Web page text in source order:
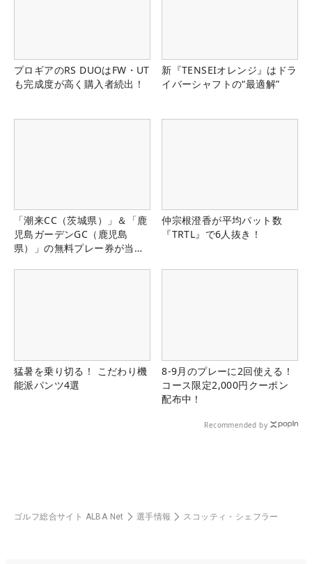
プロギアのRS DUOはFW・UT
も完成度が高く購入者続出！
新『TENSEIオレンジ』はドラ
イバーシャフトの“最適解”
「潮来CC（茨城県）」＆「鹿
児島ガーデンGC（鹿児島
県）」の無料プレー券が当た
仲宗根澄香が平均パット数
『TRTL』で6人抜き！
猛暑を乗り切る！ こだわり機
能派パンツ4選
8-9月のプレーに2回使える！
コース限定2,000円クーポン
配布中！
Recommended by
ゴルフ総合サイト ALBA Net 選手情報 スコッティ・シェフラー